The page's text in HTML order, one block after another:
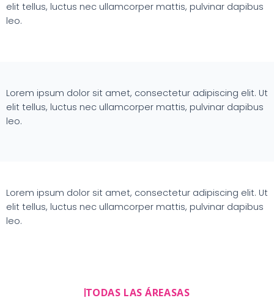
elit tellus, luctus nec ullamcorper mattis, pulvinar dapibus
leo.
Lorem ipsum dolor sit amet, consectetur adipiscing elit. Ut
elit tellus, luctus nec ullamcorper mattis, pulvinar dapibus
leo.
Lorem ipsum dolor sit amet, consectetur adipiscing elit. Ut
elit tellus, luctus nec ullamcorper mattis, pulvinar dapibus
leo.
TODAS LAS ÁREASAS